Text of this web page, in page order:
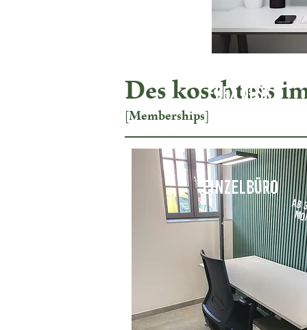
Des koschtets
[Memberships]
Flex Desk
Einzelbüro
Ab